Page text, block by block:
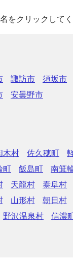
をクリックして
諏訪市
須坂市
安曇野市
木村 佐久穂町
町 飯島町
南箕
天龍村
泰阜村
山形村
朝日村
野沢温泉村 信濃